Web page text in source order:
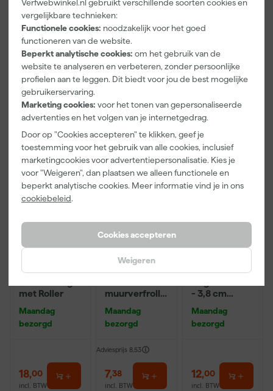
Verfwebwinkel.nl gebruikt verschillende soorten cookies en
vergelijkbare technieken:
Functionele cookies: noodzakelijk voor het goed
functioneren van de website.
Beperkt analytische cookies: om het gebruik van de
website te analyseren en verbeteren, zonder persoonlijke
profielen aan te leggen. Dit biedt voor jou de best mogelijke
gebruikerservaring.
Marketing cookies: voor het tonen van gepersonaliseerde
advertenties en het volgen van je internetgedrag.
Door op "Cookies accepteren" te klikken, geef je
toestemming voor het gebruik van alle cookies, inclusief
marketingcookies voor advertentiepersonalisatie. Kies je
voor "Weigeren", dan plaatsen we alleen functionele en
beperkt analytische cookies. Meer informatie vind je in ons
cookiebeleid.
Cookies accepteren
Weigeren
Paintura
Lucamax
Washi tape -
50mx24mm
Maandag
bezorgd
Adviesprijs 6,00
3,99
incl. BTW
Farrow & Ball
F&B
Kleurenwaaie
r
Maandag
bezorgd
22,00
incl. BTW
Klingspor
100X70X25m
bezorgd
1,39
incl. BTW
Farrow & Ball
met Roller
Maandag
bezorgd
18,00
incl. BTW
Anza PRO
muurverfrolle
Maandag
bezorgd
Adviesprijs 8,53
7,38
incl. BTW
Farrow & Ball
- 3,8 cm
Maandag
bezorgd
12,00
incl. BTW